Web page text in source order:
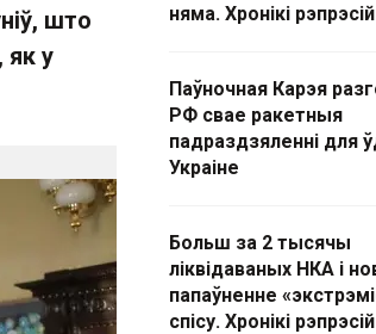
што
як у
няма. Хронікі
Паўночная Карэя
РФ свае ракетныя
падраздзяленні для
Украіне
Больш за 2 тысячы
ліквідаваных НКА і
папаўненне
спісу. Хронікі